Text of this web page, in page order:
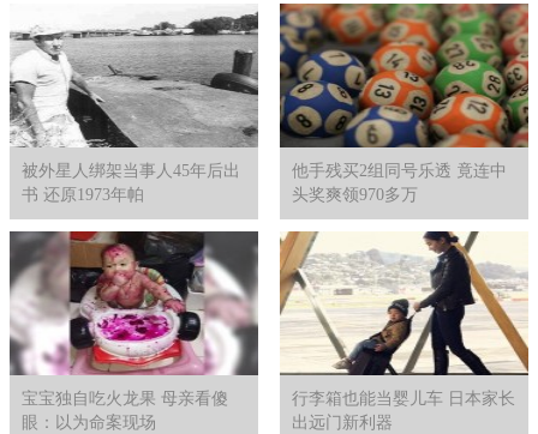
道招惹了它们会带来什么不好的后果。
被外星人绑架当事人45年后出
书 还原1973年帕
他手残买2组同号乐透 竟连中
头奖爽领970多万
宝宝独自吃火龙果 母亲看傻
眼：以为命案现场
行李箱也能当婴儿车 日本家长
出远门新利器